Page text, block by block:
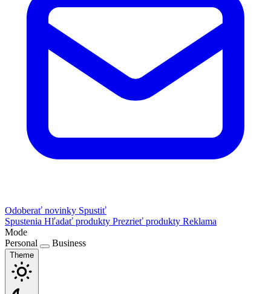
Odoberať novinky Spustiť
Spustenia Hľadať produkty Prezrieť produkty Reklama
Mode
Personal
Business
Theme